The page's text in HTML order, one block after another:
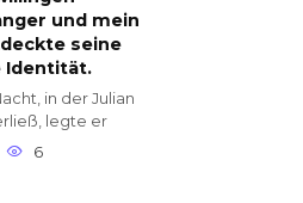
und mein
seine
Identität.
in der Julian
legte er
6